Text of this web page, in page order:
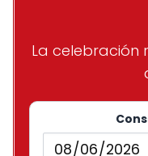
La celebración